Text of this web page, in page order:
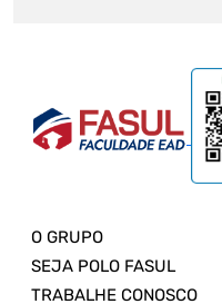
O GRUPO
SEJA POLO FASUL
TRABALHE CONOSCO